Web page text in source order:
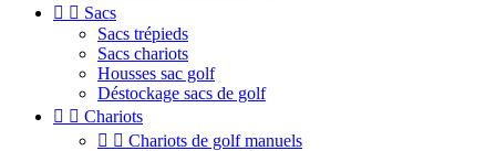
  Sacs
Sacs trépieds
Sacs chariots
Housses sac golf
Déstockage sacs de golf
  Chariots
  Chariots de golf manuels